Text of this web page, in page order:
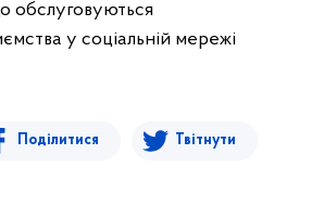
обслуговуються
у соціальній мережі
Поділитися Твітнути